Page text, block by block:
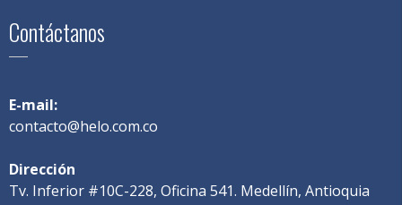
Contáctanos
E-mail:
contacto@helo.com.co
Dirección
Tv. Inferior #10C-228, Oficina 541. Medellín, Antioquia